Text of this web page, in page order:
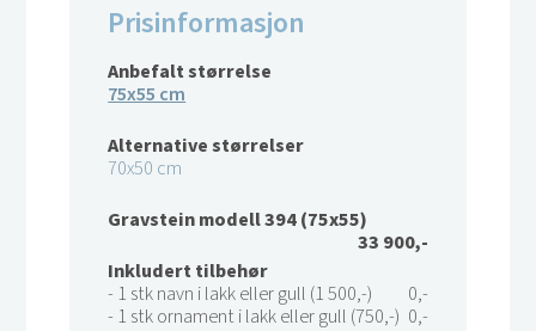
Prisinformasjon
Anbefalt størrelse
75x55 cm
Alternative størrelser
70x50 cm
Gravstein modell 394 (75x55)
33 900,-
Inkludert tilbehør
- 1 stk navn i lakk eller gull (1 500,-)
0,-
- 1 stk ornament i lakk eller gull (750,-) 0,-